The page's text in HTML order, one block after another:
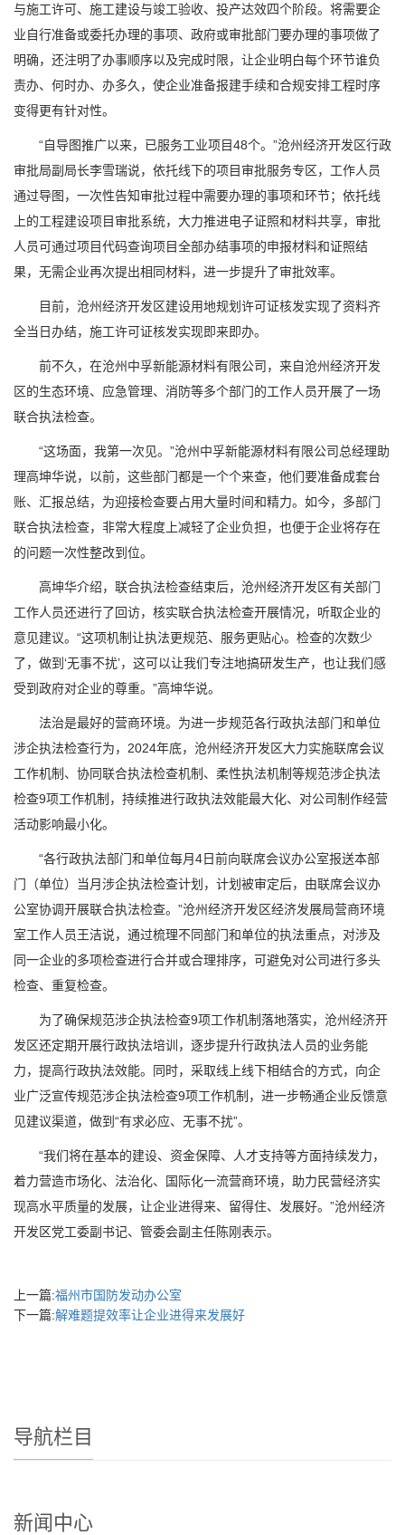
与施工许可、施工建设与竣工验收、投产达效四个阶段。将需要企
业自行准备或委托办理的事项、政府或审批部门要办理的事项做了
明确，还注明了办事顺序以及完成时限，让企业明白每个环节谁负
责办、何时办、办多久，使企业准备报建手续和合规安排工程时序
变得更有针对性。
“自导图推广以来，已服务工业项目48个。”沧州经济开发区行政
审批局副局长李雪瑞说，依托线下的项目审批服务专区，工作人员
通过导图，一次性告知审批过程中需要办理的事项和环节；依托线
上的工程建设项目审批系统，大力推进电子证照和材料共享，审批
人员可通过项目代码查询项目全部办结事项的申报材料和证照结
果，无需企业再次提出相同材料，进一步提升了审批效率。
目前，沧州经济开发区建设用地规划许可证核发实现了资料齐
全当日办结，施工许可证核发实现即来即办。
前不久，在沧州中孚新能源材料有限公司，来自沧州经济开发
区的生态环境、应急管理、消防等多个部门的工作人员开展了一场
联合执法检查。
“这场面，我第一次见。”沧州中孚新能源材料有限公司总经理助
理高坤华说，以前，这些部门都是一个个来查，他们要准备成套台
账、汇报总结，为迎接检查要占用大量时间和精力。如今，多部门
联合执法检查，非常大程度上减轻了企业负担，也便于企业将存在
的问题一次性整改到位。
高坤华介绍，联合执法检查结束后，沧州经济开发区有关部门
工作人员还进行了回访，核实联合执法检查开展情况，听取企业的
意见建议。“这项机制让执法更规范、服务更贴心。检查的次数少
了，做到‘无事不扰’，这可以让我们专注地搞研发生产，也让我们感
受到政府对企业的尊重。”高坤华说。
法治是最好的营商环境。为进一步规范各行政执法部门和单位
涉企执法检查行为，2024年底，沧州经济开发区大力实施联席会议
工作机制、协同联合执法检查机制、柔性执法机制等规范涉企执法
检查9项工作机制，持续推进行政执法效能最大化、对公司制作经营
活动影响最小化。
“各行政执法部门和单位每月4日前向联席会议办公室报送本部
门（单位）当月涉企执法检查计划，计划被审定后，由联席会议办
公室协调开展联合执法检查。”沧州经济开发区经济发展局营商环境
室工作人员王洁说，通过梳理不同部门和单位的执法重点，对涉及
同一企业的多项检查进行合并或合理排序，可避免对公司进行多头
检查、重复检查。
为了确保规范涉企执法检查9项工作机制落地落实，沧州经济开
发区还定期开展行政执法培训，逐步提升行政执法人员的业务能
力，提高行政执法效能。同时，采取线上线下相结合的方式，向企
业广泛宣传规范涉企执法检查9项工作机制，进一步畅通企业反馈意
见建议渠道，做到“有求必应、无事不扰”。
“我们将在基本的建设、资金保障、人才支持等方面持续发力，
着力营造市场化、法治化、国际化一流营商环境，助力民营经济实
现高水平质量的发展，让企业进得来、留得住、发展好。”沧州经济
开发区党工委副书记、管委会副主任陈刚表示。
上一篇:福州市国防发动办公室
下一篇:解难题提效率让企业进得来发展好
导航栏目
新闻中心